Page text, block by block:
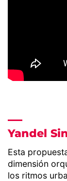
Yandel
Esta
dimensión
los ritmos